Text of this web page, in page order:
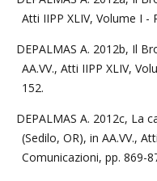
Atti IIPP XLIV, Volume I -
DEPALMAS A. 2012b, Il
AA.VV., Atti IIPP XLIV,
152.
DEPALMAS A. 2012c, La
(Sedilo, OR), in AA.VV.,
Comunicazioni, pp. 869-